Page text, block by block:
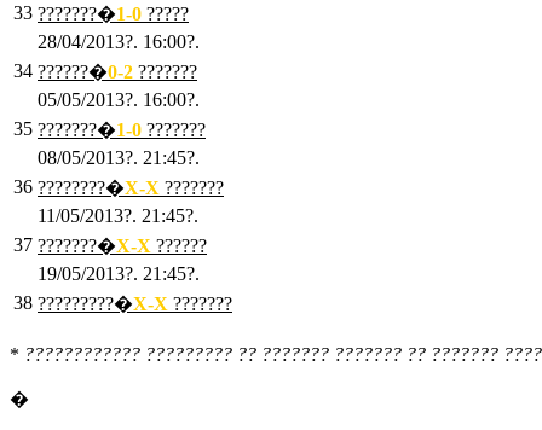
33 ???????�1-0 ?????
28/04/2013?. 16:00?.
34 ??????�0-2 ???????
05/05/2013?. 16:00?.
35 ???????�1-0 ???????
08/05/2013?. 21:45?.
36 ????????�X-X ???????
11/05/2013?. 21:45?.
37 ???????�X-X ??????
19/05/2013?. 21:45?.
38 ?????????�X-X ???????
* ???????????? ????????? ?? ??????? ??????? ?? ???????
�